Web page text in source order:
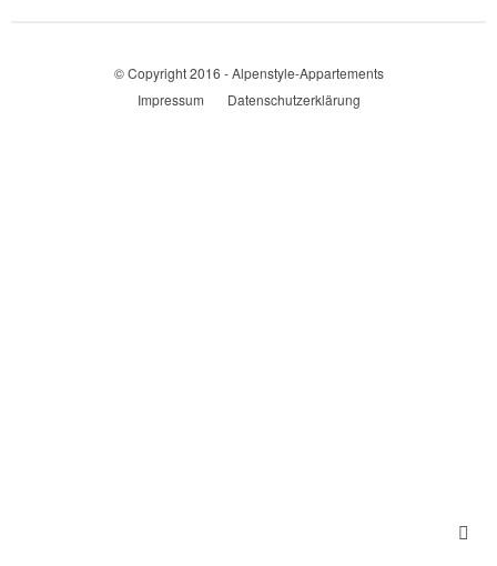
© Copyright 2016 - Alpenstyle-Appartements
Impressum
Datenschutzerklärung